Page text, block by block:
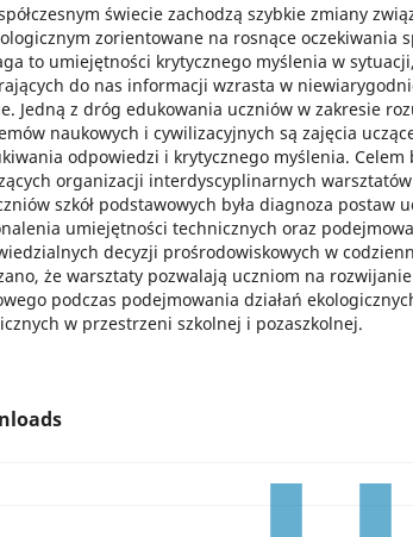
świecie zachodzą szybkie zmiany
zorientowane na rosnące oczekiwania
to umiejętności krytycznego myślenia w
do nas informacji wzrasta w
Jedną z dróg edukowania uczniów w zakresie
naukowych i cywilizacyjnych są zajęcia
odpowiedzi i krytycznego myślenia. Celem
organizacji interdyscyplinarnych
szkół podstawowych była diagnoza postaw
umiejętności technicznych oraz
decyzji prośrodowiskowych w
że warsztaty pozwalają uczniom na
podczas podejmowania działań
w przestrzeni szkolnej i pozaszkolnej.